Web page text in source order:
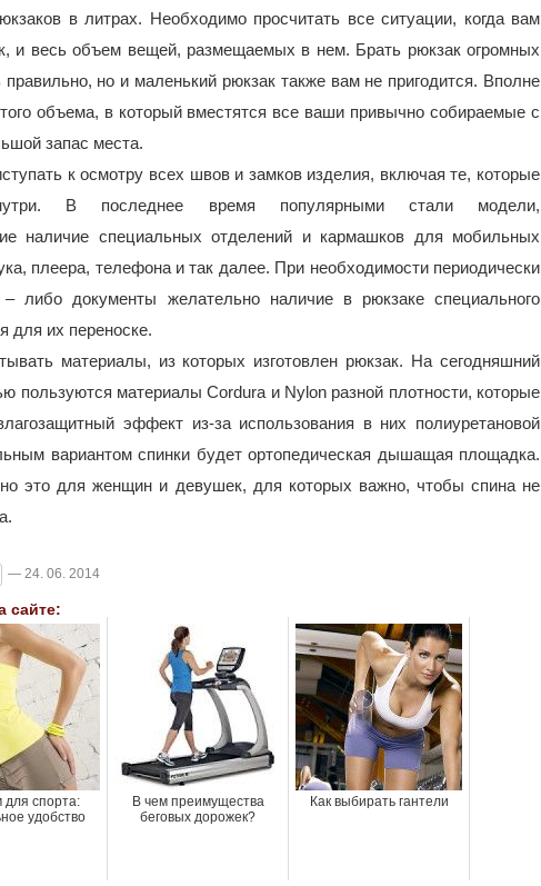
в литрах. Необходимо просчитать все ситуации, когда вам
и весь объем вещей, размещаемых в нем. Брать рюкзак огромных
правильно, но и маленький рюкзак также вам не пригодится. Вполне
объема, в который вместятся все ваши привычно собираемые с
запас места.
к осмотру всех швов и замков изделия, включая те, которые
В последнее время популярными стали модели,
наличие специальных отделений и кармашков для мобильных
плеера, телефона и так далее. При необходимости периодически
– либо документы желательно наличие в рюкзаке специального
для их переноске.
материалы, из которых изготовлен рюкзак. На сегодняшний
пользуются материалы Cordura и Nylon разной плотности, которые
эффект из-за использования в них полиуретановой
вариантом спинки будет ортопедическая дышащая площадка.
это для женщин и девушек, для которых важно, чтобы спина не
— 24. 06. 2014
сайте:
для спорта:
удобство
В чем преимущества
беговых дорожек?
Как выбирать гантели